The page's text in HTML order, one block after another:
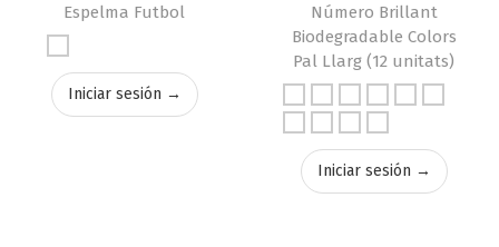
Espelma Futbol
Iniciar sesión →
Número Brillant
Biodegradable Colors
Pal Llarg (12 unitats)
Iniciar sesión →